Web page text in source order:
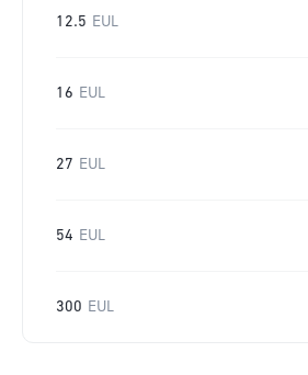
12.5 EUL
16 EUL
27 EUL
54 EUL
300 EUL